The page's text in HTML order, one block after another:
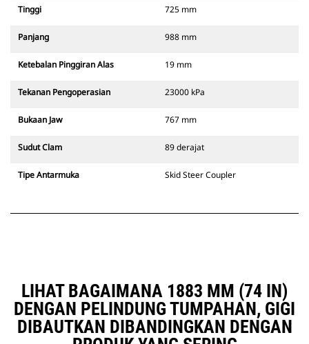
Tinggi 725 mm
Panjang 988 mm
Ketebalan Pinggiran Alas 19 mm
Tekanan Pengoperasian 23000 kPa
Bukaan Jaw 767 mm
Sudut Clam 89 derajat
Tipe Antarmuka Skid Steer Coupler
LIHAT BAGAIMANA 1883 MM (74 IN)
DENGAN PELINDUNG TUMPAHAN, GIGI
DIBAUTKAN DIBANDINGKAN DENGAN